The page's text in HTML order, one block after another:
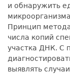
и обнаружить
Принцип
числа копий
участка ДНК. С
выявлять